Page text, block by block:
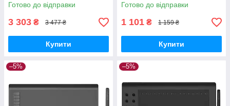
Готово до відправки
3 303 ₴ 3 477 ₴
Купити
Готово до відправки
1 101 ₴ 1 159 ₴
Купити
–5% –5%